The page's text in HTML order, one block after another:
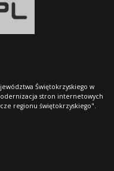
Świętokrzyskiego w
stron internetowych
regionu świętokrzyskiego".